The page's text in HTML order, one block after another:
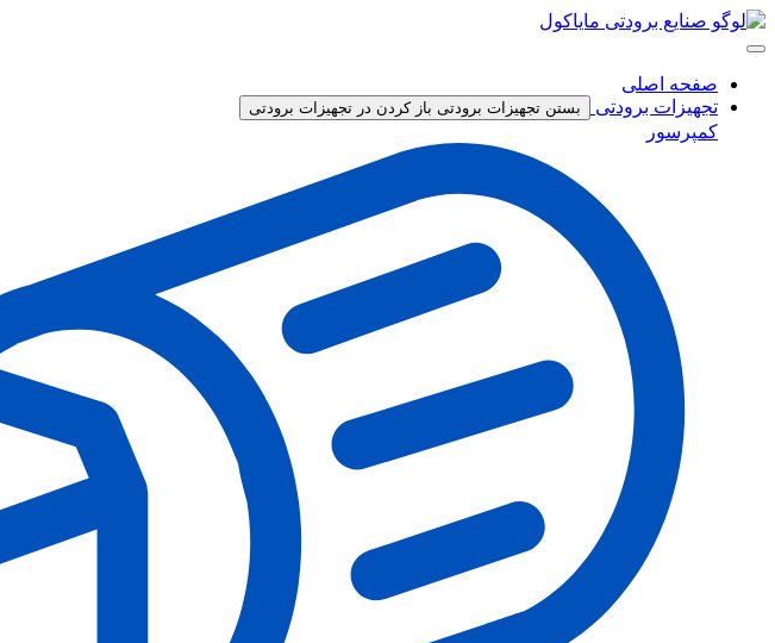
پرش
به
صفحه اصلی
تجهیزات برودتی
بستن تجهیزات برودتی باز کردن در تجهیزات برودتی
کمپرسور